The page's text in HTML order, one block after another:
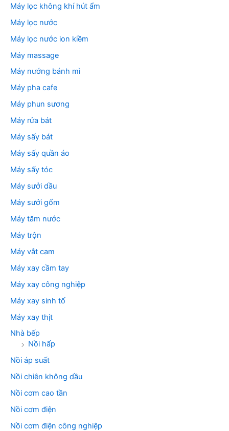
Máy lọc không khí hút ẩm
Máy lọc nước
Máy lọc nước ion kiềm
Máy massage
Máy nướng bánh mì
Máy pha cafe
Máy phun sương
Máy rửa bát
Máy sấy bát
Máy sấy quần áo
Máy sấy tóc
Máy sưởi dầu
Máy sưởi gốm
Máy tăm nước
Máy trộn
Máy vắt cam
Máy xay cầm tay
Máy xay công nghiệp
Máy xay sinh tố
Máy xay thịt
Nhà bếp
Nồi hấp
Nồi áp suất
Nồi chiên không dầu
Nồi cơm cao tần
Nồi cơm điện
Nồi cơm điện công nghiệp